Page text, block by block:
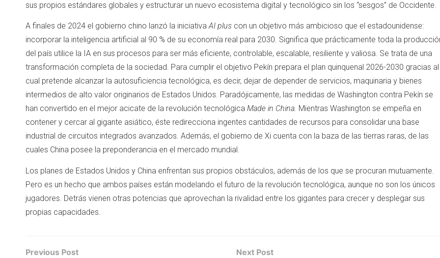
sus propios estándares globales y estructurar un nuevo ecosistema digital y tecnológico sin los “sesgos” de Occidente.
A finales de 2024 el gobierno chino lanzó la iniciativaAI plus con un objetivo más ambicioso que el estadounidense:
incorporar la inteligencia artificial al 90 % de su economía real para 2030. Significa que prácticamente toda la
del país utilice la IA en sus procesos para ser más eficiente, controlable, escalable, resiliente y valiosa. Se trata de una
transformación completa de la sociedad. Para cumplir el objetivo Pekín prepara el plan quinquenal 2026-2030 gracias al
cual pretende alcanzar la autosuficiencia tecnológica, es decir, dejar de depender de servicios, maquinaria y bienes
intermedios de alto valor originarios de Estados Unidos. Paradójicamente, las medidas de Washington contra Pekín se
han convertido en el mejor acicate de la revolución tecnológica Made in China. Mientras Washington se empeña en
contener y cercar al gigante asiático, éste redirecciona ingentes cantidades de recursos para consolidar una base
industrial de circuitos integrados avanzados. Además, el gobierno de Xi cuenta con la baza de las tierras raras, de las
cuales China posee la preponderancia en el mercado mundial.
Los planes de Estados Unidos y China enfrentan sus propios obstáculos, además de los que se procuran mutuamente.
Pero es un hecho que ambos países están modelando el futuro de la revolución tecnológica, aunque no son los únicos
jugadores. Detrás vienen otras potencias que aprovechan la rivalidad entre los gigantes para crecer y desplegar sus
propias capacidades.
Previous Post Next Post